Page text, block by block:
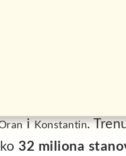
Alžir je
Narodna
U pitanju je zemlja
Maroka i Tunisa.
, a među većim
iKonstantin.
32 miliona